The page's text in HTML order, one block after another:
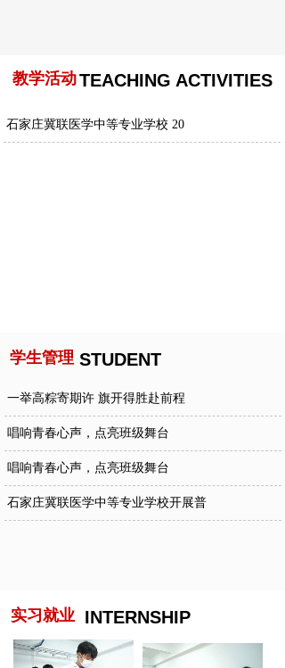
TEACHING ACTIVITIES
石家庄冀联医学中等专业学校 20
教学活动
STUDENT
学生管理
一举高粽寄期许 旗开得胜赴前程
唱响青春心声，点亮班级舞台
唱响青春心声，点亮班级舞台
石家庄冀联医学中等专业学校开展普
实习就业 INTERNSHIP